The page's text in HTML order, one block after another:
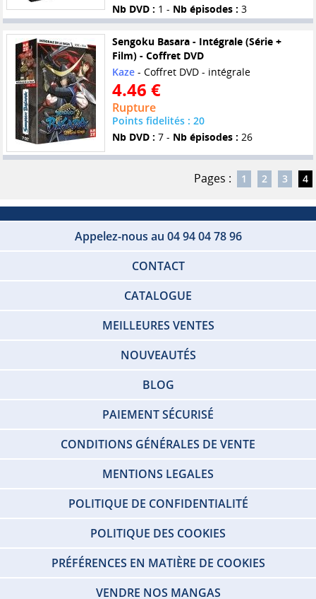
Nb DVD : 1 - Nb épisodes : 3
Sengoku Basara - Intégrale (Série +
Film) - Coffret DVD
Kaze- Coffret DVD - intégrale
4.46 €
Rupture
Points fidelités : 20
Nb DVD : 7 - Nb épisodes : 26
Pages : 1 2 3 4
Appelez-nous au 04 94 04 78 96
CONTACT
CATALOGUE
MEILLEURES VENTES
NOUVEAUTÉS
BLOG
PAIEMENT SÉCURISÉ
CONDITIONS GÉNÉRALES DE VENTE
MENTIONS LEGALES
POLITIQUE DE CONFIDENTIALITÉ
POLITIQUE DES COOKIES
PRÉFÉRENCES EN MATIÈRE DE COOKIES
VENDRE NOS MANGAS